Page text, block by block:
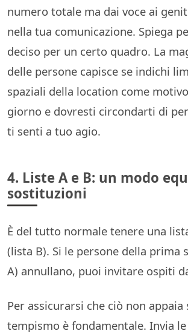
numero totale ma dai voce ai
nella tua comunicazione. Spiega
deciso per un certo quadro. La
delle persone capisce se indichi
spaziali della location come
giorno e dovresti circondarti di
ti senti a tuo agio.
4. Liste A e B: un modo
sostituzioni
È del tutto normale tenere una
(lista B). Si le persone della prima
A) annullano, puoi invitare ospiti
Per assicurarsi che ciò non appaia
tempismo è fondamentale. Invia